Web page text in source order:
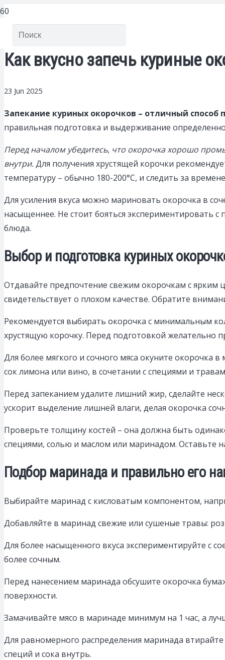
Как вкусно запечь куриные
23 Jun 2025
Запекание куриных окорочков – отличный
правильная подготовка и выдерживание
Перед началом убедитесь, что окорочка хорошо
внутри.Для получения хрустящей корочки
температуру – обычно 180-200°C, и следить за
Для усиления вкуса можно мариновать окорочка в
насыщеннее. Не стоит бояться экспериментировать
блюда.
Выбор и подготовка куриных
Отдавайте предпочтение свежим окорочкам с ярким
свидетельствует о плохом качестве. Обратите
Рекомендуется выбирать окорочка с минимальным
хрустящую корочку. Перед подготовкой
Для более мягкого и сочного мяса окуните окорочка
сок лимона или вино, в сочетании с специями и
Перед запеканием удалите лишний жир, сделайте
ускорит выделение лишней влаги, делая окорочка
Проверьте толщину костей – она должна быть
специями, солью и маслом или маринадом. Оставьте
Подбор маринада и правильно его
Выбирайте маринад с кисловатым компонентом,
Добавляйте в маринад свежие или сушеные травы:
Для более насыщенного вкуса экспериментируйте с
более сочным.
Перед нанесением маринада обсушите окорочка
поверхности.
Замачивайте мясо в маринаде минимум на 1 час, а
Для равномерного распределения маринада
специй и сока внутрь.